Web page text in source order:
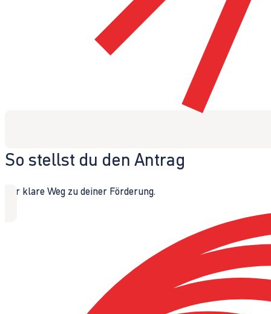
So stellst du den Antrag
Der klare Weg zu deiner Förderung.